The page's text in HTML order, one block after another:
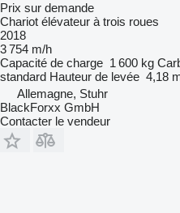
Prix sur demande
Chariot élévateur à trois roues
2018
3 754 m/h
Capacité de charge 1 600 kg
standard Hauteur de levée 4,18
Allemagne, Stuhr
BlackForxx GmbH
Contacter le vendeur